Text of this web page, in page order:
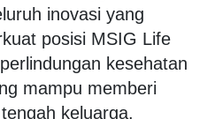
inovasi yang
posisi MSIG Life
kesehatan
mampu memberi
keluarga.